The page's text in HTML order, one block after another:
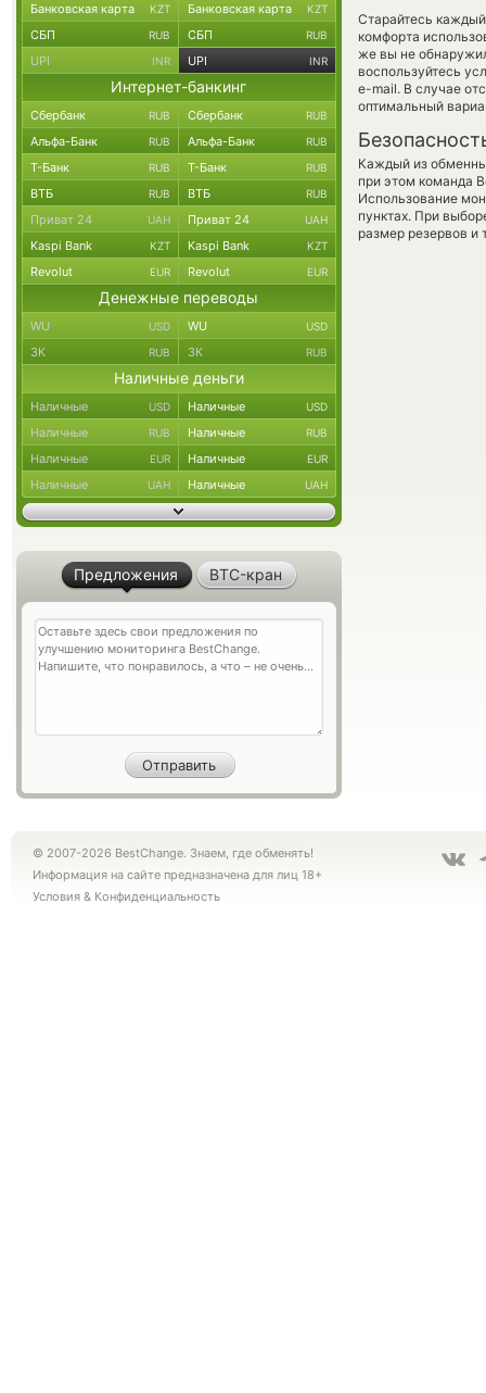
Старайтесь
комфорта
же вы не
воспользуйтесь
e-mail. В случае
оптимальный
Каждый из
при этом команда
Использование
пунктах. При
размер резервов и
Банковская карта KZT Банковская карта KZT
СБП RUB СБП RUB
UPI INR UPI INR
Интернет-банкинг
Сбербанк RUB Сбербанк RUB
Альфа-Банк RUB Альфа-Банк RUB
Т-Банк RUB Т-Банк RUB
ВТБ RUB ВТБ RUB
Приват 24 UAH Приват 24 UAH
Kaspi Bank KZT Kaspi Bank KZT
Revolut EUR Revolut EUR
Денежные переводы
WU USD WU USD
ЗК RUB ЗК RUB
Наличные деньги
Наличные USD Наличные USD
Наличные RUB Наличные RUB
Наличные EUR Наличные EUR
Наличные UAH Наличные UAH
Предложения BTC-кран
© 2007-2026 BestChange. Знаем, где обменять!
Информация на сайте предназначена для лиц 18+
Условия & Конфиденциальность